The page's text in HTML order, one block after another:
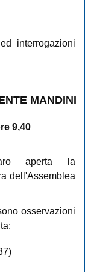
interrogazioni
MANDINI
9,40
aperta la
dell'Assemblea
osservazioni